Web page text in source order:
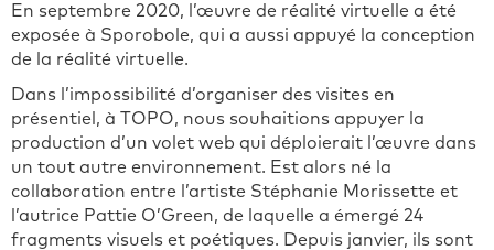
En septembre 2020, l’œuvre de réalité virtuelle a été
exposée à Sporobole, qui a aussi appuyé la conception
de la réalité virtuelle.
Dans l’impossibilité d’organiser des visites en
présentiel, à TOPO, nous souhaitions appuyer la
production d’un volet web qui déploierait l’œuvre dans
un tout autre environnement. Est alors né la
collaboration entre l’artiste Stéphanie Morissette et
l’autrice Pattie O’Green, de laquelle a émergé 24
fragments visuels et poétiques. Depuis janvier, ils sont